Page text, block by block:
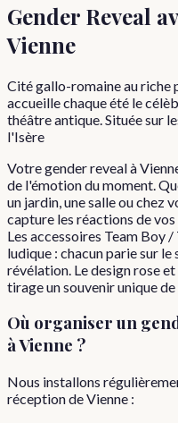
Gender Reveal
Vienne
Cité gallo-romaine au riche
accueille chaque été le
théâtre antique. Située sur
l'Isère
Votre gender reveal à
de l'émotion du moment.
un jardin, une salle ou chez
capture les réactions de
Les accessoires Team Boy
ludique : chacun parie sur
révélation. Le design rose
tirage un souvenir unique
Où organiser un
àVienne ?
Nous installons
réception deVienne :